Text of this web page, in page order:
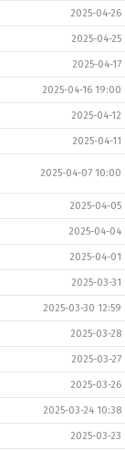
2025-04-26
2025-04-25
2025-04-17
2025-04-16 19:00
2025-04-12
2025-04-11
2025-04-07 10:00
2025-04-05
2025-04-04
2025-04-01
2025-03-31
2025-03-30 12:59
2025-03-28
2025-03-27
2025-03-26
2025-03-24 10:38
2025-03-23